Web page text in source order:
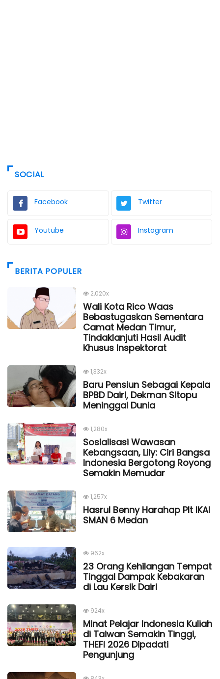
SOCIAL
Facebook Twitter
Youtube Instagram
BERITA POPULER
2,020x
Wali Kota Rico Waas
Bebastugaskan Sementara
Camat Medan Timur,
Tindaklanjuti Hasil Audit
Khusus Inspektorat
1,332x
Baru Pensiun Sebagai Kepala
BPBD Dairi, Dekman Sitopu
Meninggal Dunia
1,280x
Sosialisasi Wawasan
Kebangsaan, Lily: Ciri Bangsa
Indonesia Bergotong Royong
Semakin Memudar
1,257x
Hasrul Benny Harahap Plt IKAl
SMAN 6 Medan
962x
23 Orang Kehilangan Tempat
Tinggal Dampak Kebakaran
di Lau Kersik Dairi
924x
Minat Pelajar Indonesia Kuliah
di Taiwan Semakin Tinggi,
THEFI 2026 Dipadati
Pengunjung